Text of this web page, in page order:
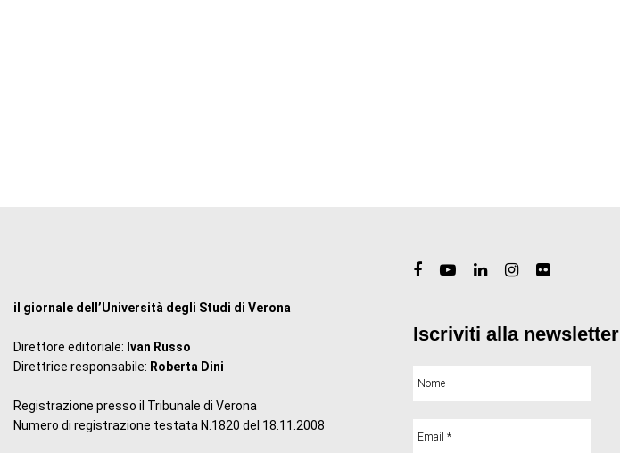
il giornale dell’Università degli Studi di Verona
Direttore editoriale: Ivan Russo
Direttrice responsabile: Roberta Dini
Registrazione presso il Tribunale di Verona
Numero di registrazione testata N.1820 del 18.11.2008
Iscriviti alla newsletter